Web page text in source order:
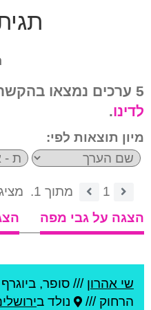
5 ערכים נמצאו בהקשר לנושא:
לדינו.
מיון תוצאות לפי:
1 מתוך 1.
מציג 5 ערכים.
הצגה על גבי מפה
שי אהרון /// סופר,
הרחוק ///
נולד ב